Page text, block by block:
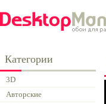
Категории
3D
Авторские